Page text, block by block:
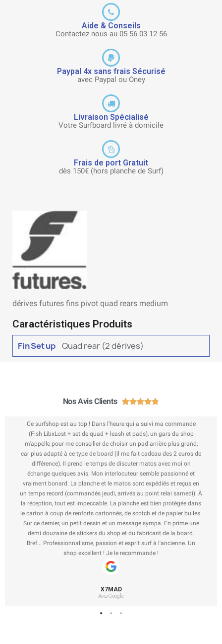
Aide & Conseils
Contactez nous au 05 56 03 12 56
Paypal 4x sans frais Sécurisé
avec Paypal ou Oney
Livraison Spécialisé
Votre Surfboard livré à domicile
Frais de port Gratuit
dès 150€ (hors planche de Surf)
dérives futures fins pivot quad rears medium
Caractéristiques Produits
Fin Set up Quad rear (2 dérives)
Nos Avis Clients 
Ce surfshop est au top ! Dans l'heure qui a suivi ma commande
(Fish LibxLost + set de quad + leash et pads), un gars du shop
m'appelle pour me conseiller de choisir un pad arrière plus grand,
car plus adapté à ce type de board (il me fait cadeau des 2 euros de
différence). Il prend le temps de discuter matos avec moi on
échange quelques avis. Mon interlocuteur semble passionné et
vraiment bonard. La planche et le matos sont expédiés et reçus en
un temps record (commandés jeudi, arrivés au point relai samedi). À
la réception, tout est impeccable. La planche est bien protégée dans
le carton à coup de renforts cartonnés, de scotch et de papier bulles.
Sur ce dernier, un petit dessin et un message sympa. En prime une
demi douzaine de stickers du shop et du fabricant de la board.
Bref... Professionnalisme, passion et esprit surf à l'ancienne. Un
shop excellent ! Je le recommande !
X7MAD
Avis Google